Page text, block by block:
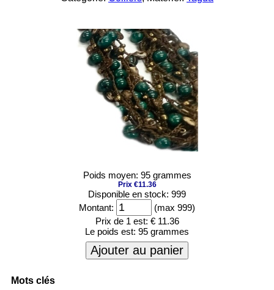
Poids moyen: 95 grammes
Prix €11.36
Disponible en stock: 999
Montant:
(max 999)
Prix de 1 est: € 11.36
Le poids est: 95 grammes
Ajouter au panier
Mots clés